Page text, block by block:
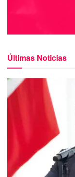
Últimas Noticias